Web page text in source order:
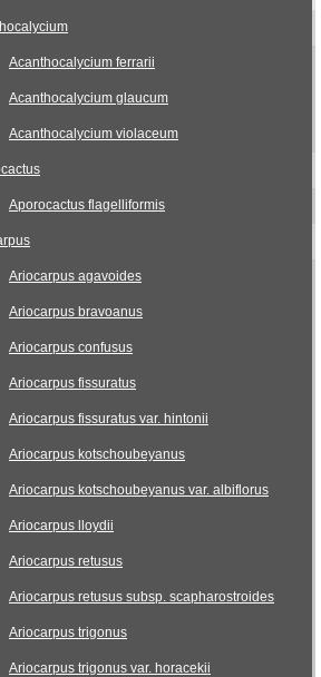
Acanthocalycium ferrarii
Acanthocalycium glaucum
Acanthocalycium violaceum
Aporocactus flagelliformis
Ariocarpus agavoides
Ariocarpus bravoanus
Ariocarpus confusus
Ariocarpus fissuratus
Ariocarpus fissuratus var. hintonii
Ariocarpus kotschoubeyanus
Ariocarpus kotschoubeyanus var. albiflorus
Ariocarpus lloydii
Ariocarpus retusus
Ariocarpus retusus subsp. scapharostroides
Ariocarpus trigonus
Ariocarpus trigonus var. horacekii